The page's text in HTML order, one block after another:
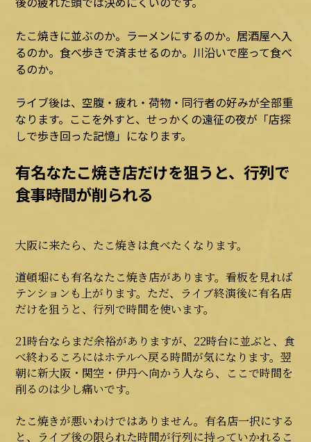
たこ焼きに並ぶのか。ラーメンにするのか。居酒屋へ入
るのか。食べ歩きで済ませるのか。川沿いで座って食べ
るのか。
ライブ後は、空腹・疲れ・荷物・同行者の好みが全部重
なります。ここを外すと、せっかくの遠征の夜が「店探
しで歩き回った記憶」になります。
有名なたこ焼き店だけを狙うと、行列で
食事時間が削られる
大阪に来たら、たこ焼きは食べたくなります。
道頓堀にも有名なたこ焼き店があります。看板を見れば
テンションも上がります。ただ、ライブ終演後に有名店
だけを狙うと、行列で時間を使います。
21時台ならまだ余裕がありますが、22時台に並ぶと、食
べ終わるころにはホテルへ戻る時間が気になります。翌
朝に新大阪・関空・伊丹へ向かう人なら、ここで時間を
削るのは少し痛いです。
たこ焼きが悪いわけではありません。有名店一択にする
と、ライブ後の限られた時間が行列に持っていかれるこ